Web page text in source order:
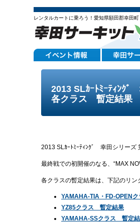
レンタルカートに乗ろう！愛知県額田郡幸田町
2013 SLｶｰﾄﾐｰﾃｨﾝｸﾞ
各クラス 暫定結果
2013 SLｶｰﾄﾐｰﾃｨﾝｸﾞ 幸田シリーズ
最終戦での初開催のなる、“MAX
各クラスの暫定結果は、下記のリン
YAMAHA-TIA・FD-OPEN
YZ85クラス 暫定結果
YAMAHA-SSクラス 暫定